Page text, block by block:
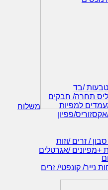
משלוח
/בד
תחרה/ חבקים
למפיות
פפיון
/ זרים /וזות
+מפיונים /אגרטלים
נייר/ קונפטי/ זרים